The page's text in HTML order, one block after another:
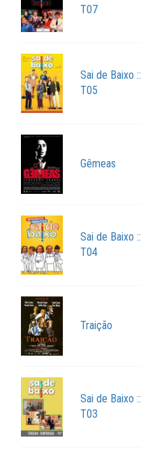
T07
Sai de Baixo ::
T05
Gêmeas
Sai de Baixo ::
T04
Traição
Sai de Baixo ::
T03